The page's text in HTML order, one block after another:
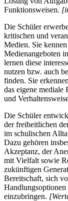
Funktionsweisen.
Die Schüler
kritischen und
Medien. Sie
Medienangeboten
lernen diese
nutzen bzw. auch
finden. Sie
das eigene
und
Die Schüler
der freiheitlichen
im schulischen
Dazu gehören
Akzeptanz, der
mit Vielfalt sowie
zukünftigen
Bereitschaft, sich
einzubringen.